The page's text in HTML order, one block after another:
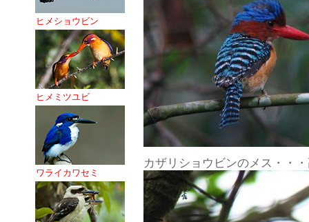
ヒメショウビン
ヒメミツユビ
ワライカワセミ
カザリショウビンのメス・・